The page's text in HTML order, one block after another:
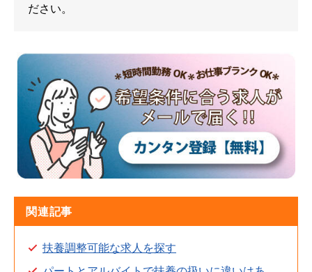
ださい。
関連記事
扶養調整可能な求人を探す